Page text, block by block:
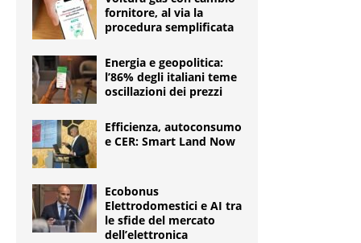
fornitore, al via la
procedura semplificata
Energia e geopolitica:
l’86% degli italiani teme
oscillazioni dei prezzi
Efficienza, autoconsumo
e CER: Smart Land Now
Ecobonus
Elettrodomestici e AI tra
le sfide del mercato
dell’elettronica